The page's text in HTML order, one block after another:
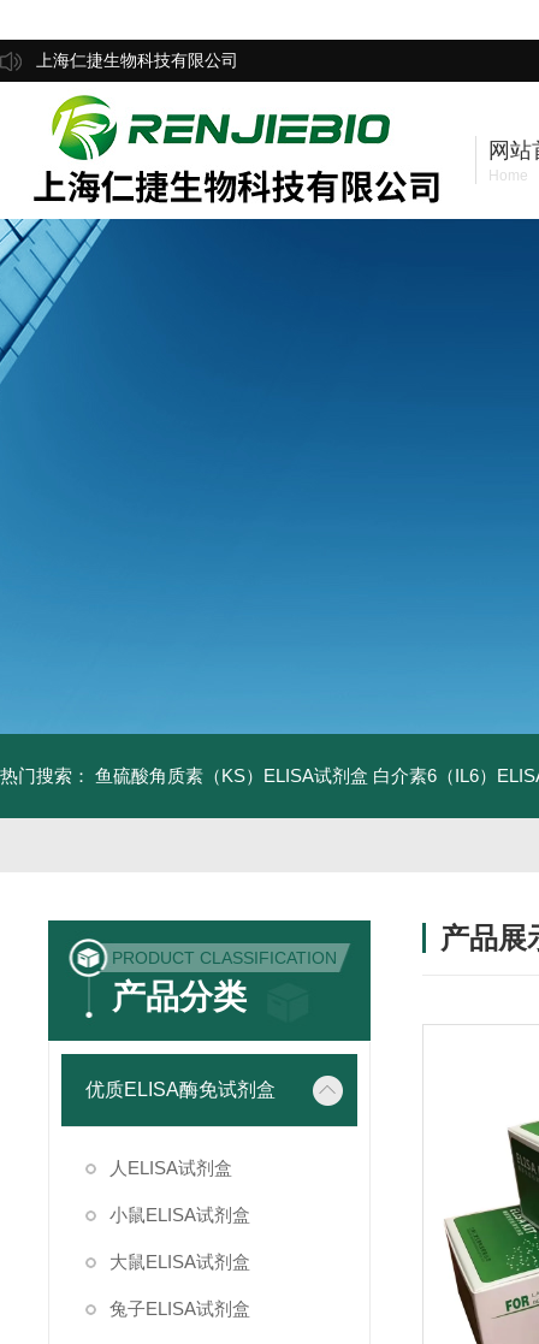
上海仁捷生物科技有限公司
网站
Home
热门搜索： 鱼硫酸角质素（KS）ELISA试剂盒 白介素6（IL6）
PRODUCT CLASSIFICATION
产品分类
优质ELISA酶免试剂盒
人ELISA试剂盒
小鼠ELISA试剂盒
大鼠ELISA试剂盒
兔子ELISA试剂盒
产品展